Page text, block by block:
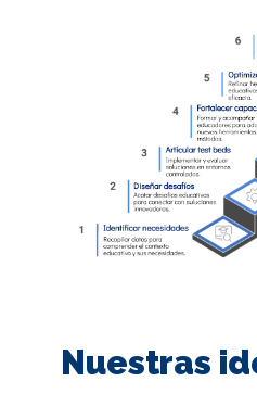
Nuestras